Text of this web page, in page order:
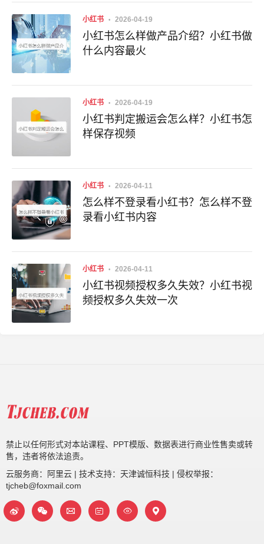
小红书 2026-04-19
小红书怎么样做产品介绍？小红书做
什么内容最火
小红书 2026-04-19
小红书判定搬运会怎么样？小红书怎
样保存视频
小红书 2026-04-11
怎么样不登录看小红书？怎么样不登
录看小红书内容
小红书 2026-04-11
小红书视频授权多久失效？小红书视
频授权多久失效一次
禁止以任何形式对本站课程、PPT模版、数据表进行商业性售卖或转
售，违者将依法追责。
云服务商：阿里云 | 技术支持：天津诚恒科技 | 侵权举报：
tjcheb@foxmail.com